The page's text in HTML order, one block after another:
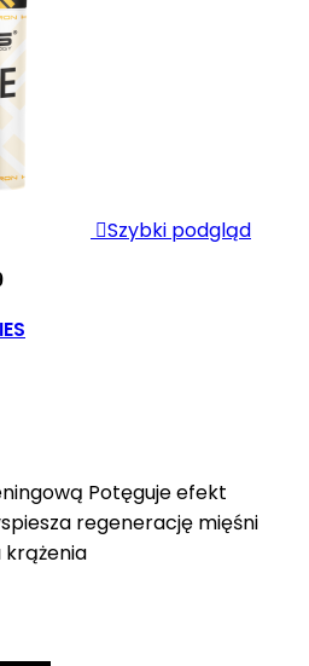
Szybki podgląd
Potęguje efekt
regenerację mięśni
krążenia